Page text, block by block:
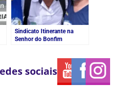
Sindicato Itinerante na
Senhor do Bonfim
sociais